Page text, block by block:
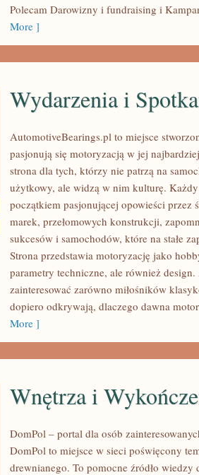
Polecam Darowizny i fundraising i
More ]
WYDARZENIA
SPOTKANIA
KLASYKÓW
Wydarzenia i
AutomotiveBearings.pl to miejsce
pasjonują się motoryzacją w jej
strona dla tych, którzy nie patrzą na
użytkowy, ale widzą w nim kulturę.
początkiem pasjonującej opowieści przez
marek, przełomowych konstrukcji,
sukcesów i samochodów, które na stałe
Strona przedstawia motoryzację jako
parametry techniczne, ale również
zainteresować zarówno miłośników
dopiero odkrywają, dlaczego dawna
More ]
Wnętrza i
DomPol – portal dla osób
DomPol to miejsce w sieci poświęcony
drewnianego. To pomocne źródło